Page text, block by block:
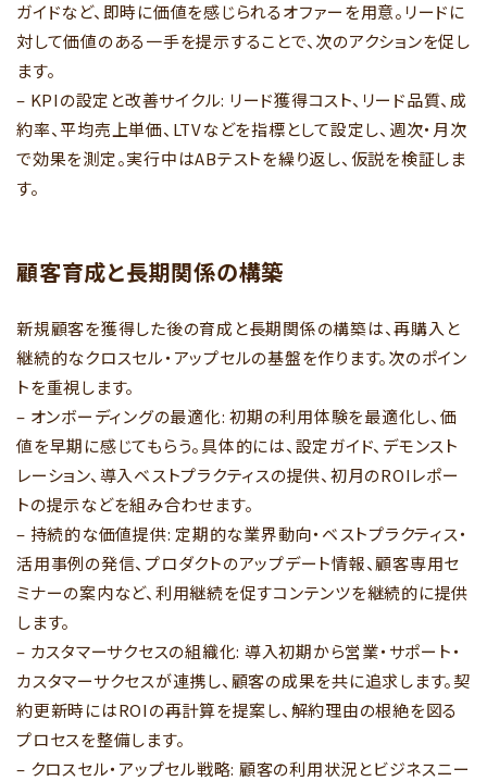
ガイドなど、即時に価値を感じられるオファーを用意。リードに
対して価値のある一手を提示することで、次のアクションを促し
ます。
– KPIの設定と改善サイクル: リード獲得コスト、リード品質、成
約率、平均売上単価、LTVなどを指標として設定し、週次・月次
で効果を測定。実行中はABテストを繰り返し、仮説を検証しま
す。
顧客育成と長期関係の構築
新規顧客を獲得した後の育成と長期関係の構築は、再購入と
継続的なクロスセル・アップセルの基盤を作ります。次のポイン
トを重視します。
– オンボーディングの最適化: 初期の利用体験を最適化し、価
値を早期に感じてもらう。具体的には、設定ガイド、デモンスト
レーション、導入ベストプラクティスの提供、初月のROIレポー
トの提示などを組み合わせます。
– 持続的な価値提供: 定期的な業界動向・ベストプラクティス・
活用事例の発信、プロダクトのアップデート情報、顧客専用セ
ミナーの案内など、利用継続を促すコンテンツを継続的に提供
します。
– カスタマーサクセスの組織化: 導入初期から営業・サポート・
カスタマーサクセスが連携し、顧客の成果を共に追求します。契
約更新時にはROIの再計算を提案し、解約理由の根絶を図る
プロセスを整備します。
– クロスセル・アップセル戦略: 顧客の利用状況とビジネスニー